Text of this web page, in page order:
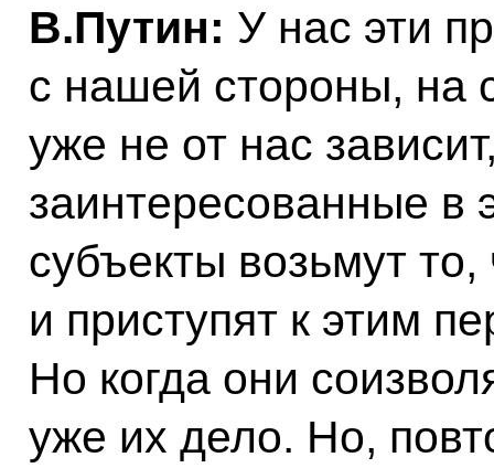
В.Путин: У нас эти
с нашей стороны, на
уже не от нас
заинтересованные в
субъекты возьмут
и приступят к этим
Но когда они
уже их дело. Но,